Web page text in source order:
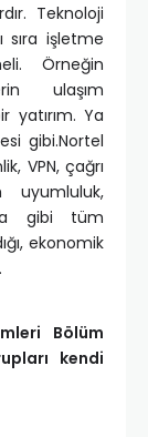
Teknoloji
sıra işletme
Örneğin
ulaşım
yatırım. Ya
gibi.Nortel
VPN, çağrı
gibi tüm
ekonomik
Bölüm
kendi